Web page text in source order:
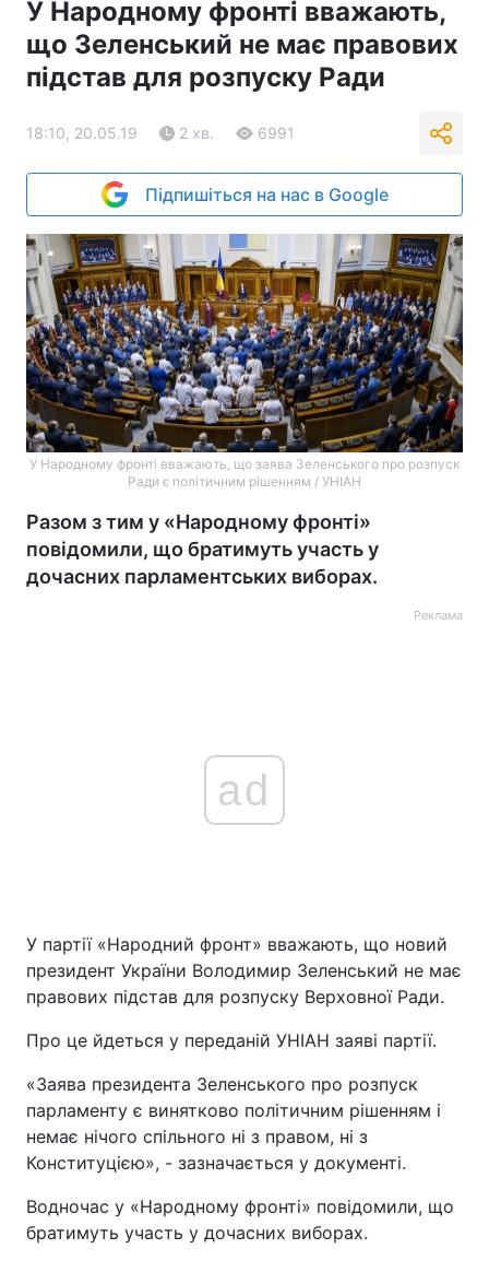
У Народному фронті вважають,
що Зеленський не має правових
підстав для розпуску Ради
18:10, 20.05.19 2 хв. 6991
Підпишіться на нас в Google
У Народному фронті вважають, що заява Зеленського про розпуск
Ради є політичним рішенням / УНІАН
Разом з тим у «Народному фронті»
повідомили, що братимуть участь у
дочасних парламентських виборах.
Реклама
ad
У партії «Народний фронт» вважають, що новий
президент України Володимир Зеленський не має
правових підстав для розпуску Верховної Ради.
Про це йдеться у переданій УНІАН заяві партії.
«Заява президента Зеленського про розпуск
парламенту є винятково політичним рішенням і
немає нічого спільного ні з правом, ні з
Конституцією», - зазначається у документі.
Водночас у «Народному фронті» повідомили, що
братимуть участь у дочасних виборах.